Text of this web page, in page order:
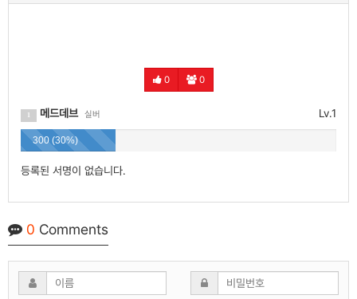
0 0
Lv.1
메드데브 실버
300 (30%)
등록된 서명이 없습니다.
0 Comments